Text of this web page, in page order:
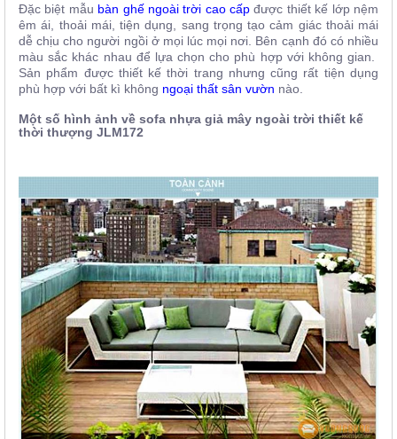
Đặc biệt mẫu bàn ghế ngoài trời cao cấp được thiết kế lớp nệm
êm ái, thoải mái, tiện dụng, sang trọng tạo cảm giác thoải mái
dễ chịu cho người ngồi ở mọi lúc mọi nơi. Bên cạnh đó có nhiều
màu sắc khác nhau để lựa chọn cho phù hợp với không gian.
Sản phẩm được thiết kế thời trang nhưng cũng rất tiện dụng
phù hợp với bất kì không ngoại thất sân vườn nào.
Một số hình ảnh về sofa nhựa giả mây ngoài trời thiết kế
thời thượng JLM172